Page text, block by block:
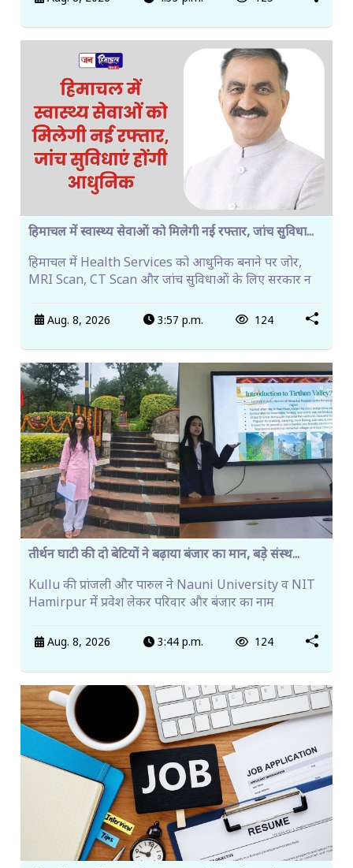
हिमाचल में स्वास्थ्य सेवाओं को मिलेगी नई रफ्तार, जांच सुविधा...
हिमाचल में Health Services को आधुनिक बनाने पर जोर,
MRI Scan, CT Scan और जांच सुविधाओं के लिए सरकार न
Aug. 8, 2026 3:57 p.m. 124
तीर्थन घाटी की दो बेटियों ने बढ़ाया बंजार का मान, बड़े संस्थ...
Kullu की प्रांजली और पारुल ने Nauni University व NIT
Hamirpur में प्रवेश लेकर परिवार और बंजार का नाम
Aug. 8, 2026 3:44 p.m. 124